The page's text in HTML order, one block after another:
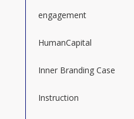
engagement
HumanCapital
Inner Branding Case
Instruction